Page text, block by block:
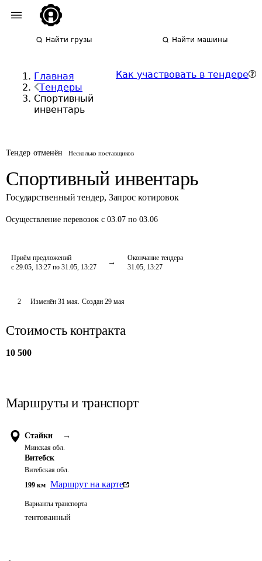
Найти грузы Найти машины
Главная
Тендеры
Спортивный
инвентарь
Как участвовать в тендере
Тендер отменён Несколько поставщиков
Спортивный инвентарь
Государственный тендер, Запрос котировок
Осуществление перевозок с 03.07 по 03.06
Приём предложений
с 29.05, 13:27 по 31.05, 13:27
Окончание тендера
31.05, 13:27
2 Изменён 31 мая. Создан 29 мая
Стоимость контракта
10 500
Маршруты и транспорт
Стайки →
Минская обл.
Витебск
Витебская обл.
199 км Маршрут на карте
Варианты транспорта
тентованный